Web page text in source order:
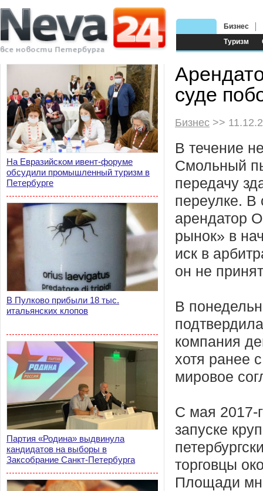
Туризм
Бизнес
На Евразийском ивент-форуме
обсудили промышленный туризм в
Петербурге
В Пулково прибыли 18 тыс.
итальянских клопов
Партия «Родина» выдвинула
кандидатов на выборы в
Заксобрание Санкт-Петербурга
суде
Бизнес >>
В течение
Смольный
передачу
переулке. В
арендатор
рынок» в
иск в
он не
В
компания
хотя ранее
мировое
С мая 2017-
запуске
торговцы
Площади